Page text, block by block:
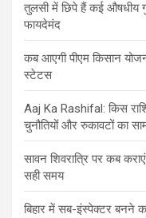
तुलसी में छिपे हैं कई औषधीय
फायदेमंद
कब आएगी पीएम किसान
स्टेटस
Aaj Ka Rashifal: किस
चुनौतियों और रुकावटों का
सावन शिवरात्रि पर कब
सही समय
बिहार में सब-इंस्पेक्टर बनने